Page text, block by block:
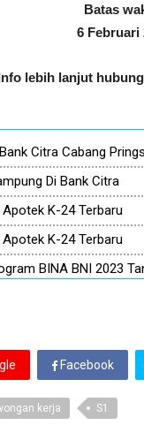
Batas
6 Februari
lebih lanjut
Citra Cabang
Di Bank Citra
K-24 Terbaru
K-24 Terbaru
BINA BNI 2023
Facebook
kerja S1